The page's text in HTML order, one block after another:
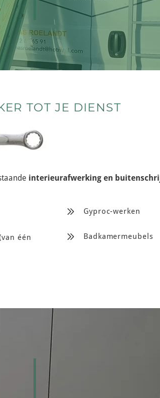
TOT JE DIENST
interieurafwerking en
één
Gyproc-werken
Badkamermeubels